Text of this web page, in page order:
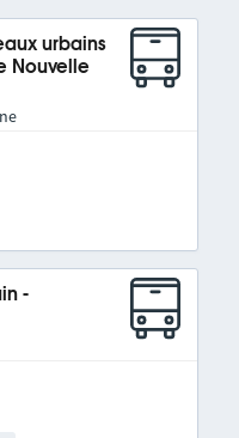
urbains
Nouvelle
-